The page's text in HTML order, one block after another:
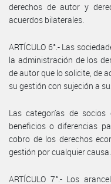
derechos de autor y
acuerdos bilaterales.
ARTÍCULO 6°.- Las
la administración de los
de autor que lo solicite, de
su gestión con sujeción a
Las categorías de socios
beneficios o diferencias
cobro de los derechos
gestión por cualquier causa.
ARTÍCULO 7°.- Los